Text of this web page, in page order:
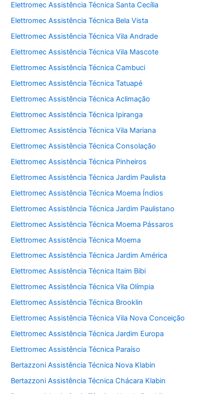
Elettromec Assistência Técnica Santa Cecília
Elettromec Assistência Técnica Bela Vista
Elettromec Assistência Técnica Vila Andrade
Elettromec Assistência Técnica Vila Mascote
Elettromec Assistência Técnica Cambuci
Elettromec Assistência Técnica Tatuapé
Elettromec Assistência Técnica Aclimação
Elettromec Assistência Técnica Ipiranga
Elettromec Assistência Técnica Vila Mariana
Elettromec Assistência Técnica Consolação
Elettromec Assistência Técnica Pinheiros
Elettromec Assistência Técnica Jardim Paulista
Elettromec Assistência Técnica Moema Índios
Elettromec Assistência Técnica Jardim Paulistano
Elettromec Assistência Técnica Moema Pássaros
Elettromec Assistência Técnica Moema
Elettromec Assistência Técnica Jardim América
Elettromec Assistência Técnica Itaim Bibi
Elettromec Assistência Técnica Vila Olímpia
Elettromec Assistência Técnica Brooklin
Elettromec Assistência Técnica Vila Nova Conceição
Elettromec Assistência Técnica Jardim Europa
Elettromec Assistência Técnica Paraíso
Bertazzoni Assistência Técnica Nova Klabin
Bertazzoni Assistência Técnica Chácara Klabin